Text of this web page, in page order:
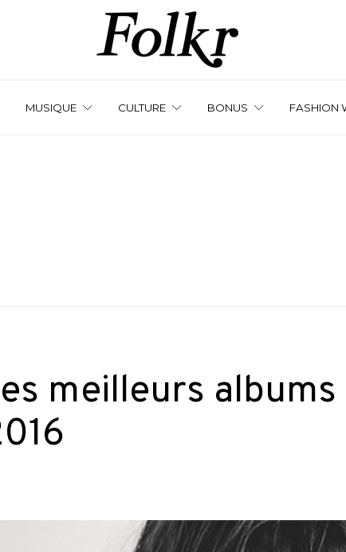
MUSIQUE CULTURE BONUS FASHION
meilleurs albums